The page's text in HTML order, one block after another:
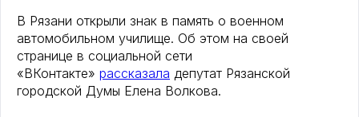
В Рязани открыли знак в память о военном
автомобильном училище. Об этом на своей
странице в социальной сети
«ВКонтакте» рассказала депутат Рязанской
городской Думы Елена Волкова.